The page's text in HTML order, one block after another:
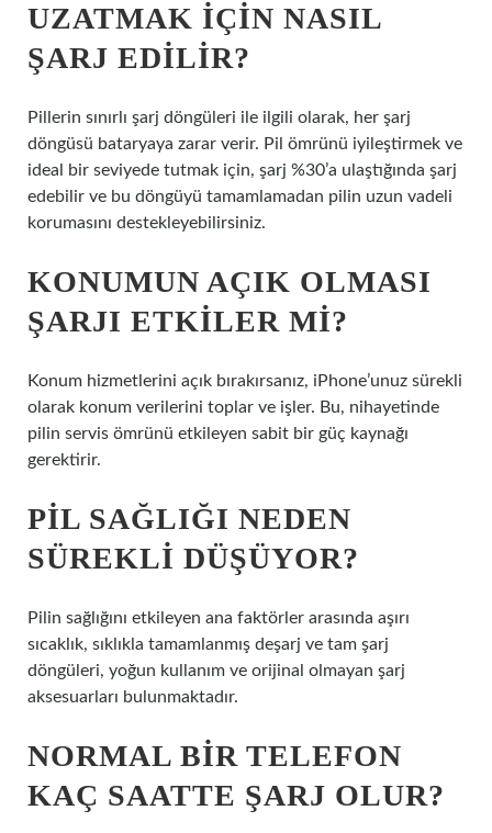
UZATMAK IÇIN NASIL
ŞARJ EDILIR?
Pillerin sınırlı şarj döngüleri ile ilgili olarak, her şarj
döngüsü bataryaya zarar verir. Pil ömrünü iyileştirmek ve
ideal bir seviyede tutmak için, şarj %30’a ulaştığında şarj
edebilir ve bu döngüyü tamamlamadan pilin uzun vadeli
korumasını destekleyebilirsiniz.
KONUMUN AÇIK OLMASI
ŞARJI ETKILER MI?
Konum hizmetlerini açık bırakırsanız, iPhone’unuz sürekli
olarak konum verilerini toplar ve işler. Bu, nihayetinde
pilin servis ömrünü etkileyen sabit bir güç kaynağı
gerektirir.
PIL SAĞLIĞI NEDEN
SÜREKLI DÜŞÜYOR?
Pilin sağlığını etkileyen ana faktörler arasında aşırı
sıcaklık, sıklıkla tamamlanmış deşarj ve tam şarj
döngüleri, yoğun kullanım ve orijinal olmayan şarj
aksesuarları bulunmaktadır.
NORMAL BIR TELEFON
KAÇ SAATTE ŞARJ OLUR?